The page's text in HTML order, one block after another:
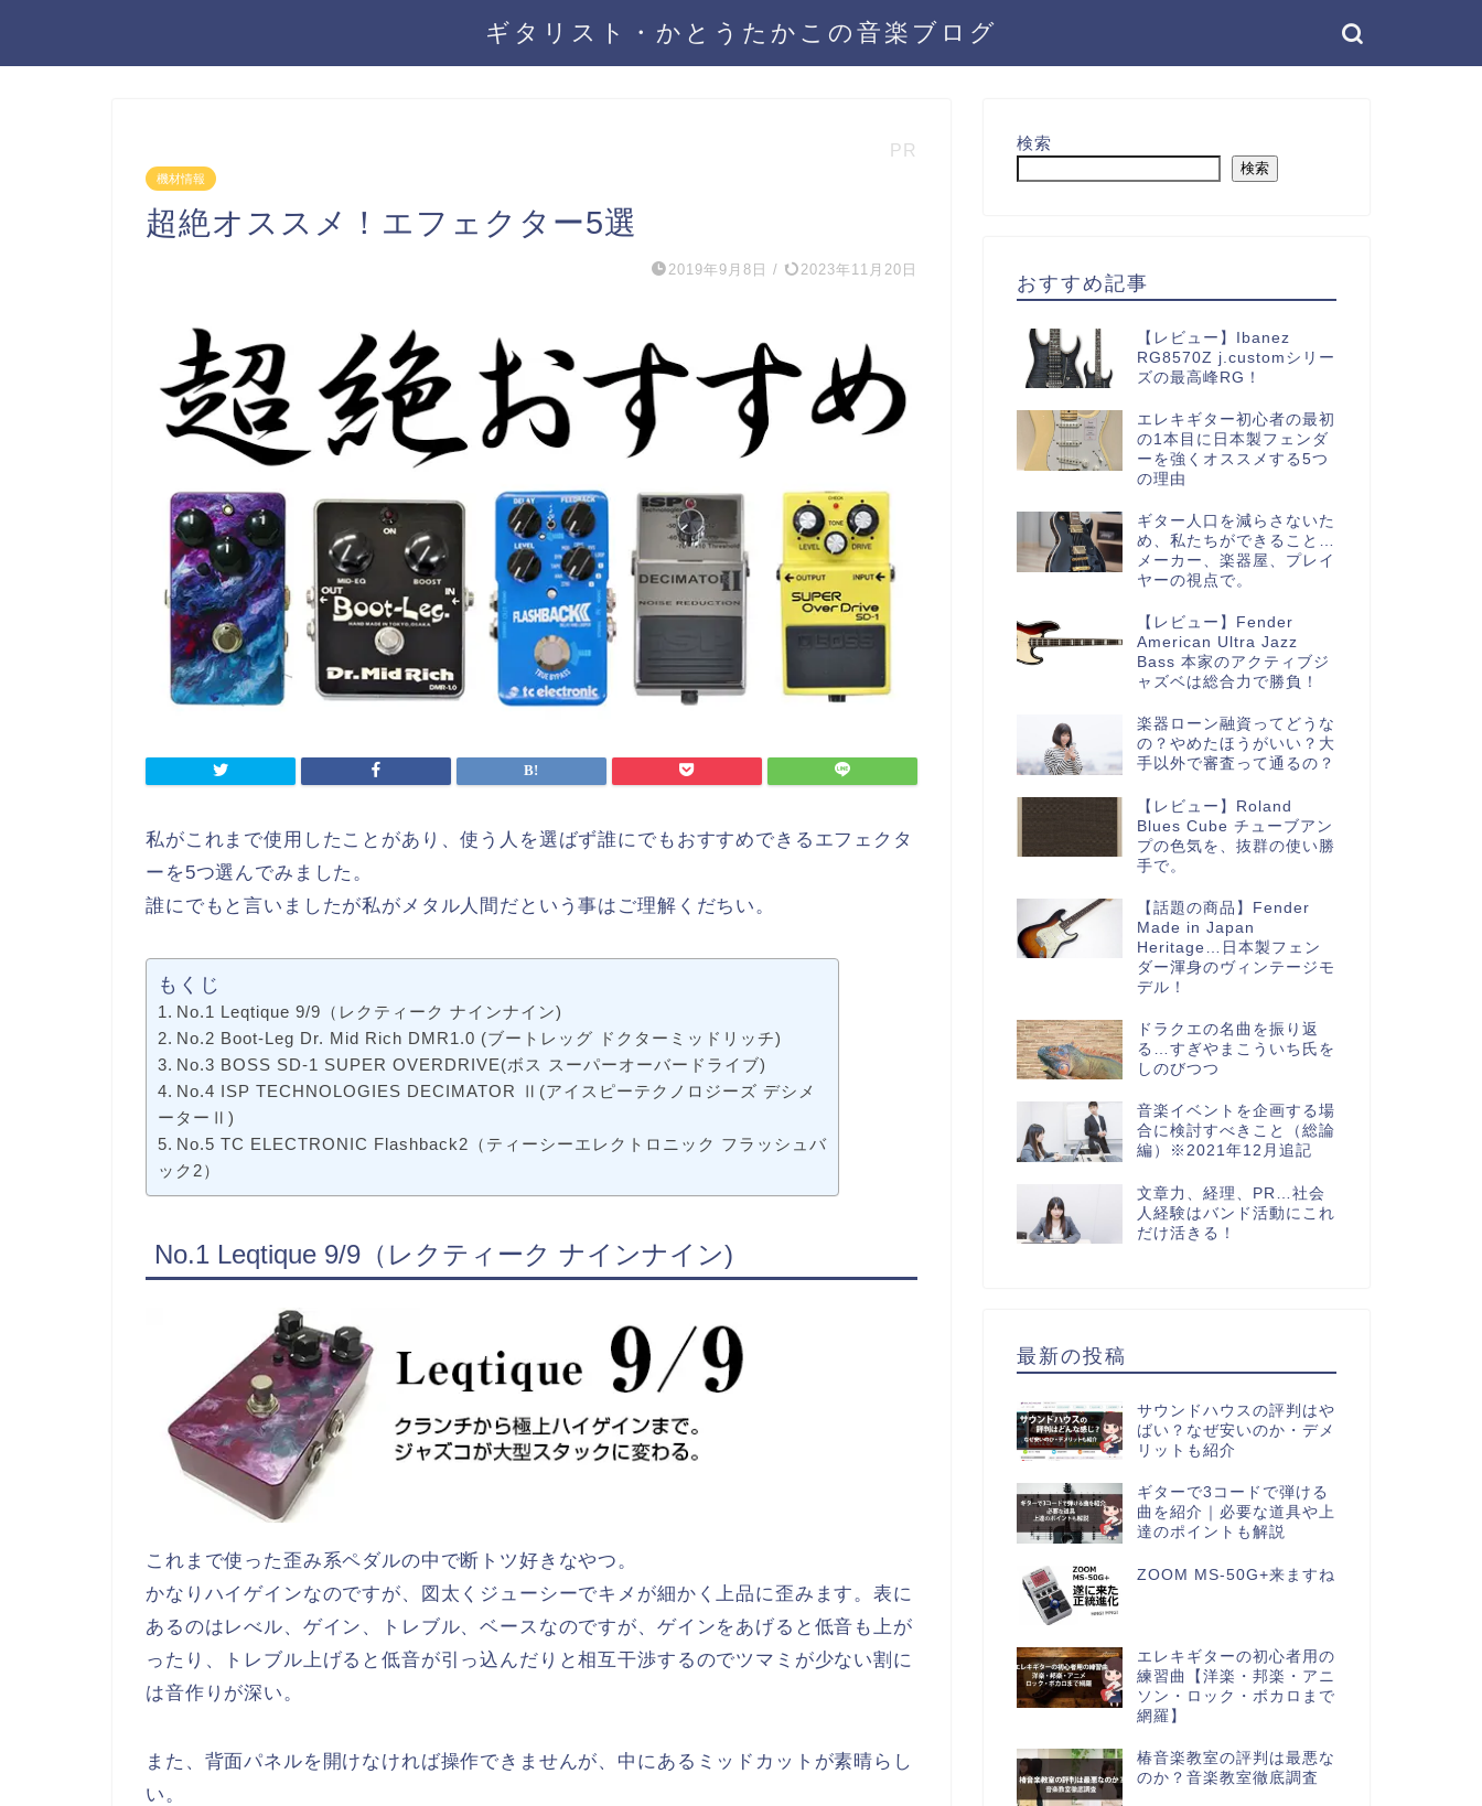
ギタリスト・かとうたかこの音楽ブログ
PR
機材情報
超絶オススメ！エフェクター5選
2019年9月8日 / 2023年11月20日
私がこれまで使用したことがあり、使う人を選ばず誰にでもおすすめできるエフェクタ
ーを5つ選んでみました。
誰にでもと言いましたが私がメタル人間だという事はご理解くだちい。
もくじ
No.1 Leqtique 9/9（レクティーク ナインナイン)
No.2 Boot-Leg Dr. Mid Rich DMR1.0 (ブートレッグ ドクターミッドリッチ)
No.3 BOSS SD-1 SUPER OVERDRIVE(ボス スーパーオーバードライブ)
No.4 ISP TECHNOLOGIES DECIMATOR Ⅱ(アイスピーテクノロジーズ デシメ
ーターⅡ)
No.5 TC ELECTRONIC Flashback2（ティーシーエレクトロニック フラッシュバ
ック2）
No.1 Leqtique 9/9（レクティーク ナインナイン)
これまで使った歪み系ペダルの中で断トツ好きなやつ。
かなりハイゲインなのですが、図太くジューシーでキメが細かく上品に歪みます。表に
あるのはレべル、ゲイン、トレブル、ベースなのですが、ゲインをあげると低音も上が
ったり、トレブル上げると低音が引っ込んだりと相互干渉するのでツマミが少ない割に
は音作りが深い。
また、背面パネルを開けなければ操作できませんが、中にあるミッドカットが素晴らし
い。
検索
検索
おすすめ記事
【レビュー】Ibanez
RG8570Z j.customシリー
ズの最高峰RG！
エレキギター初心者の最初
の1本目に日本製フェンダ
ーを強くオススメする5つ
の理由
ギター人口を減らさないた
め、私たちができること…
メーカー、楽器屋、プレイ
ヤーの視点で。
【レビュー】Fender
American Ultra Jazz
Bass 本家のアクティブジ
ャズベは総合力で勝負！
楽器ローン融資ってどうな
の？やめたほうがいい？大
手以外で審査って通るの？
【レビュー】Roland
Blues Cube チューブアン
プの色気を、抜群の使い勝
手で。
【話題の商品】Fender
Made in Japan
Heritage…日本製フェン
ダー渾身のヴィンテージモ
デル！
ドラクエの名曲を振り返
る…すぎやまこういち氏を
しのびつつ
音楽イベントを企画する場
合に検討すべきこと（総論
編）※2021年12月追記
文章力、経理、PR…社会
人経験はバンド活動にこれ
だけ活きる！
最新の投稿
サウンドハウスの評判はや
ばい？なぜ安いのか・デメ
リットも紹介
ギターで3コードで弾ける
曲を紹介｜必要な道具や上
達のポイントも解説
ZOOM MS-50G+来ますね
エレキギターの初心者用の
練習曲【洋楽・邦楽・アニ
ソン・ロック・ボカロまで
網羅】
椿音楽教室の評判は最悪な
のか？音楽教室徹底調査